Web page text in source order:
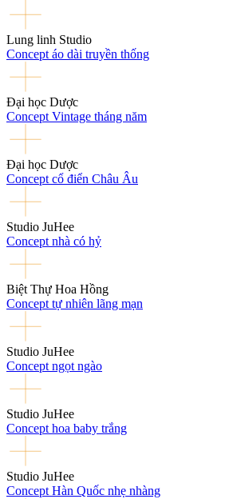
Lung linh Studio
Concept áo dài truyền thống
Đại học Dược
Concept Vintage tháng năm
Đại học Dược
Concept cổ điển Châu Âu
Studio JuHee
Concept nhà có hỷ
Biệt Thự Hoa Hồng
Concept tự nhiên lãng mạn
Studio JuHee
Concept ngọt ngào
Studio JuHee
Concept hoa baby trắng
Studio JuHee
Concept Hàn Quốc nhẹ nhàng